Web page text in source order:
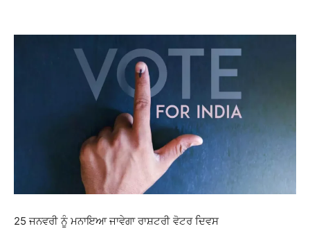
25 ਜਨਵਰੀ ਨੂੰ ਮਨਾਇਆ ਜਾਵੇਗਾ ਰਾਸ਼ਟਰੀ ਵੋਟਰ ਦਿਵਸ